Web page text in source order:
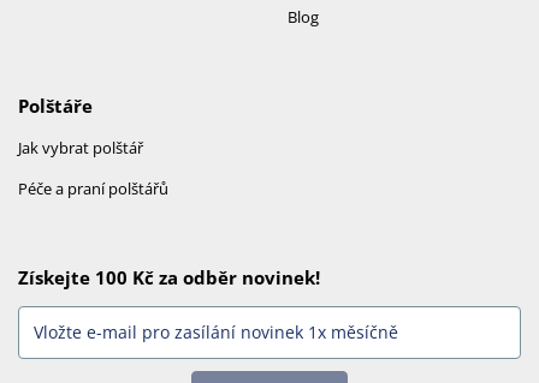
Blog
Polštáře
Jak vybrat polštář
Péče a praní polštářů
Získejte 100 Kč za odběr novinek!